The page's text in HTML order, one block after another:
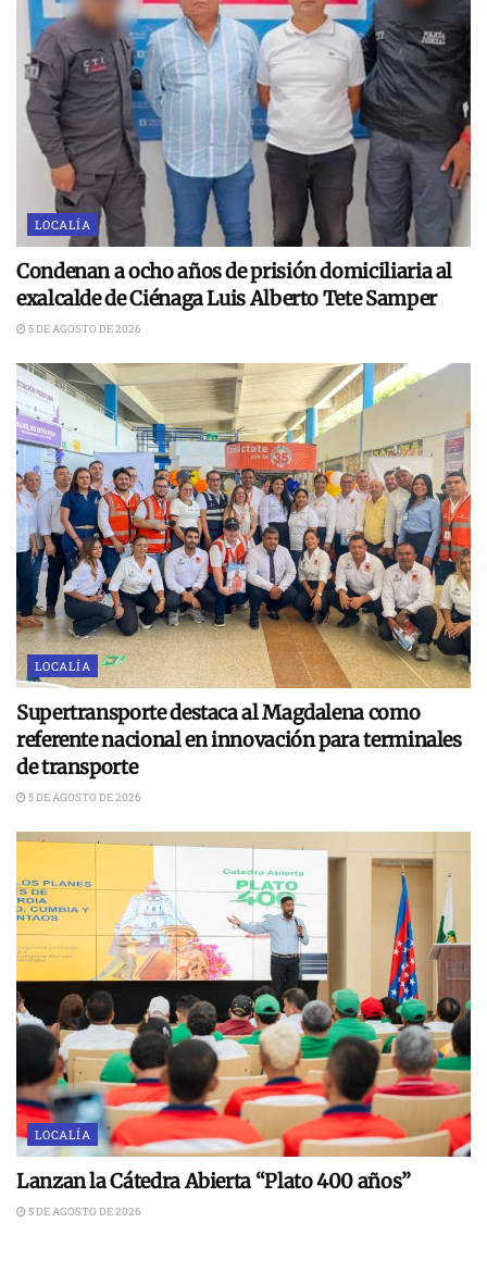
LOCALÍA
Condenan a ocho años de prisión domiciliaria al
exalcalde de Ciénaga Luis Alberto Tete Samper
5 DE AGOSTO DE 2026
LOCALÍA
Supertransporte destaca al Magdalena como
referente nacional en innovación para terminales
de transporte
5 DE AGOSTO DE 2026
LOCALÍA
Lanzan la Cátedra Abierta “Plato 400 años”
5 DE AGOSTO DE 2026